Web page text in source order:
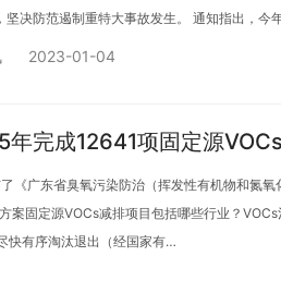
坚决防范遏制重特大事故发生。 通知指出，今
站位，坚持人民Zhi上、生命Zhi上，…
2023-01-04
完成12641项固定源
《广东省臭氧污染防治（挥发性有机物和
固定源VOCs减排项目包括哪些行业？
快有序淘汰退出（经国家有…